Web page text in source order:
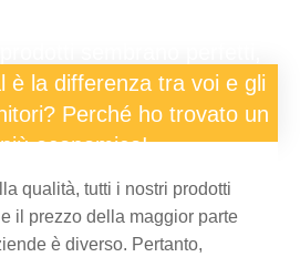
è la differenza tra voi e gli
Perché ho trovato un
economico!
qualità, tutti i nostri prodotti
il prezzo della maggior parte
è diverso. Pertanto,